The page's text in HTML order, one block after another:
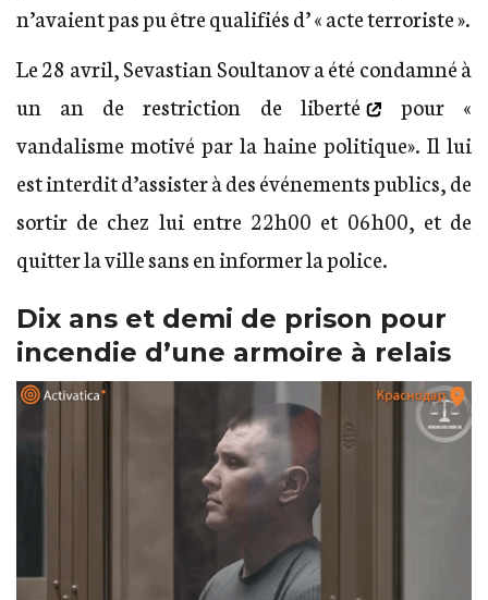
n’avaient pas pu être qualifiés d’ « acte terroriste ».
Le 28 avril, Sevastian Soultanov a étécondamné à
un an de restriction de liberté
pour «
vandalisme motivé par la haine politique». Il lui
est interdit d’assister à des événements publics, de
sortir de chez lui entre 22h00 et 06h00, et de
quitter la ville sans en informer la police.
Dix ans et demi de prison pour
incendie d’une armoire à relais